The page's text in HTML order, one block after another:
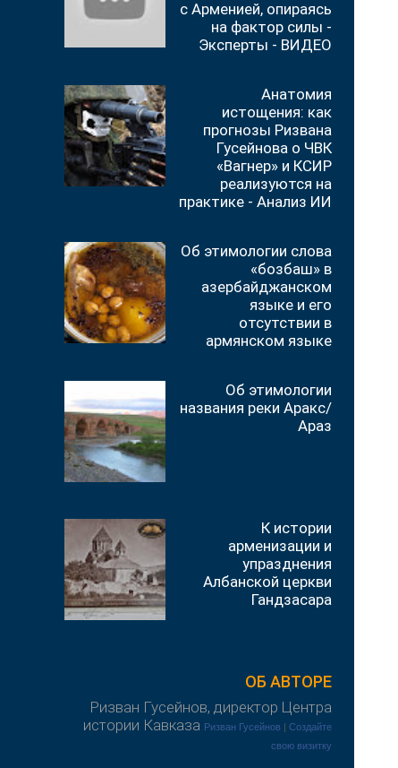
с Арменией, опираясь
на фактор силы -
Эксперты - ВИДЕО
Анатомия
истощения: как
прогнозы Ризвана
Гусейнова о ЧВК
«Вагнер» и КСИР
реализуются на
практике - Анализ ИИ
Об этимологии слова
«бозбаш» в
азербайджанском
языке и его
отсутствии в
армянском языке
Об этимологии
названия реки Аракс/
Араз
К истории
арменизации и
упразднения
Албанской церкви
Гандзасара
ОБ АВТОРЕ
Ризван Гусейнов, директор Центра
истории Кавказа Ризван Гусейнов | Создайте
свою визитку